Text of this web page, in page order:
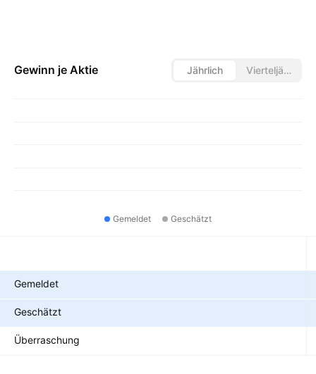
Gewinn je Aktie Jährlich Vierteljährlich
Gemeldet Geschätzt
Gemeldet
Geschätzt
Überraschung